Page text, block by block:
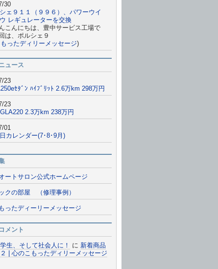
30
ェ９１１（９９６）、パワーウイ
レギュレーターを交換
こんにちは、豊中サービス工場で
は、ポルシェ９
ったディリーメッセージ)
ュース
23
ｾﾀﾞﾝ ﾊｲﾌﾞﾘｯﾄ 2.6万km 298万円
23
2.3万km 238万円
01
カレンダー(7･8･9月)
ートサロン公式ホームページ
クの部屋 （修理事例）
ったディーリーメッセージ
メント
生、そして社会人に！ に 新着商品
| 心のこもったディリーメッセージ